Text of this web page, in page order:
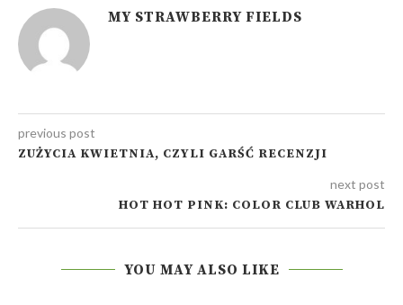
MY STRAWBERRY FIELDS
previous post
ZUŻYCIA KWIETNIA, CZYLI GARŚĆ RECENZJI
next post
HOT HOT PINK: COLOR CLUB WARHOL
YOU MAY ALSO LIKE